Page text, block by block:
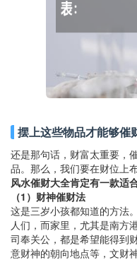
摆上这些物品才能够催
还是那句话，财富太重要，
品。那么，我们要在财位上
风水催财大全肯定有一款适
（1）财神催财法
这是三岁小孩都知道的方法
人们，而家里，尤其是南方
司奉关公，都是希望能得到
意财神的朝向地点等，文财